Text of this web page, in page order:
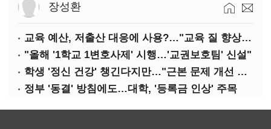
장성환
교육 예산, 저출산 대응에 사용?…"교육 질 향상에 투입해야"
"올해 '1학교 1변호사제' 시행…'교권보호팀' 신설"
학생 '정신 건강' 챙긴다지만…"근본 문제 개선 필요"
정부 '동결' 방침에도…대학, '등록금 인상' 주목